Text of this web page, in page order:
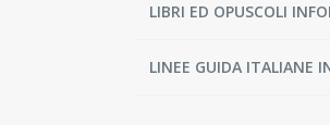
LIBRI ED OPUSCOLI
LINEE GUIDA ITALIANE